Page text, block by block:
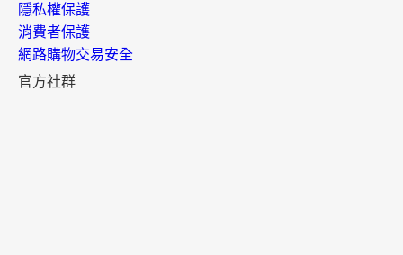
隱私權保護
消費者保護
網路購物交易安全
官方社群